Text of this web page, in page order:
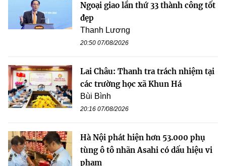
Ngoại giao lần thứ 33 thành công tốt
đẹp
Thanh Lương
20:50 07/08/2026
Lai Châu: Thanh tra trách nhiệm tại
các trường học xã Khun Há
Bùi Bình
20:16 07/08/2026
Hà Nội phát hiện hơn 53.000 phụ
tùng ô tô nhãn Asahi có dấu hiệu vi
phạm